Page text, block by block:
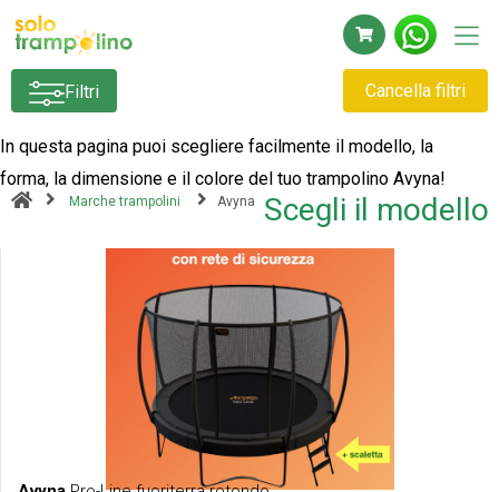
Marche trampolini Avyna
Cancella filtri
Filtri
In questa pagina puoi scegliere facilmente il modello, la
forma, la dimensione e il colore del tuo trampolino Avyna!
Scegli il modello